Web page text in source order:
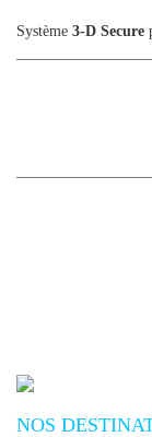
Système 3-D Secure
NOS